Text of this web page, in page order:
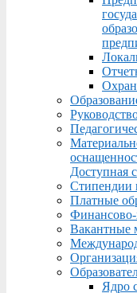
Доступная
Стипендии
Платные
Финансово-
Вакантные
Ядро